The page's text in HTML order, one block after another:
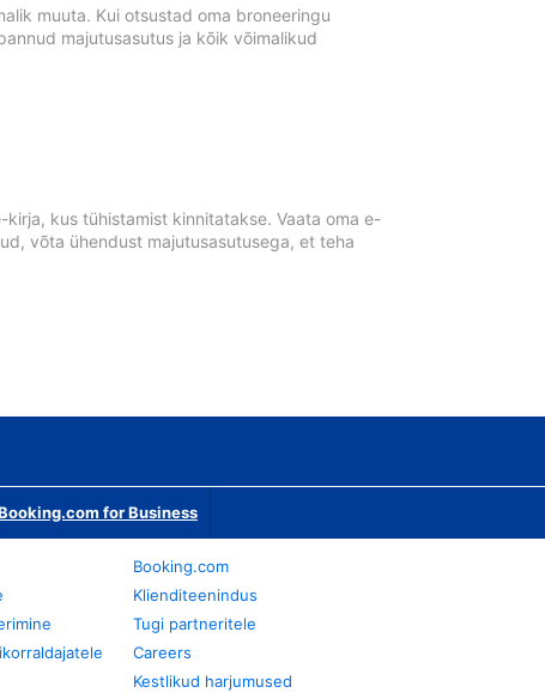
muuta. Kui otsustad oma broneeringu
majutusasutus ja kõik võimalikud
kus tühistamist kinnitatakse. Vaata oma e-
võta ühendust majutusasutusega, et teha
for Business
Booking.com
Klienditeenindus
Tugi partneritele
Careers
Kestlikud harjumused